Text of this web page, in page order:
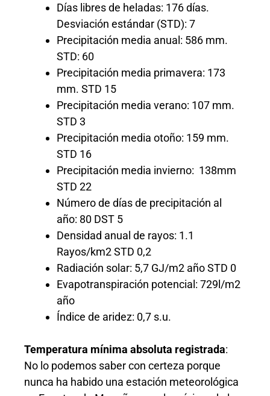
Días libres de heladas: 176 días.
Desviación estándar (STD): 7
Precipitación media anual: 586 mm.
STD: 60
Precipitación media primavera: 173
mm. STD 15
Precipitación media verano: 107 mm.
STD 3
Precipitación media otoño: 159 mm.
STD 16
Precipitación media invierno: 138mm
STD 22
Número de días de precipitación al
año: 80 DST 5
Densidad anual de rayos: 1.1
Rayos/km2 STD 0,2
Radiación solar: 5,7 GJ/m2 año STD 0
Evapotranspiración potencial: 729l/m2
año
Índice de aridez: 0,7 s.u.
Temperatura mínima absoluta registrada:
No lo podemos saber con certeza porque
nunca ha habido una estación meteorológica